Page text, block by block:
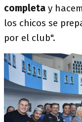
completa y
los chicos se
por el club".